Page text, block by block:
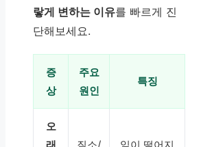
랗게 변하는 이유를 빠르게 진
단해보세요.
증
상
주요
원인
특징
오
래
질소/ 잎이 떨어지